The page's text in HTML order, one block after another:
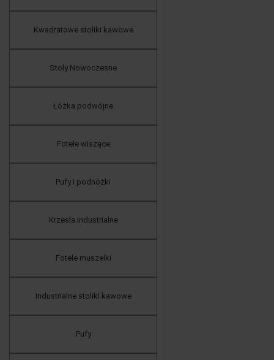
Kwadratowe stoliki kawowe
Stoły Nowoczesne
Łóżka podwójne
Fotele wiszące
Pufy i podnóżki
Krzesła industrialne
Fotele muszelki
Industrialne stoliki kawowe
Pufy